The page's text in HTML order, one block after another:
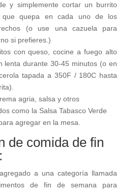
y simplemente cortar un burrito
quepa en cada uno de los
(o use una cazuela para
si prefieres.)
con queso, cocine a fuego alto
lenta durante 30-45 minutos (o en
tapada a 350F / 180C hasta
agria, salsa y otros
como la Salsa Tabasco Verde
agregar en la mesa.
de comida de fin
a una categoría llamada
de fin de semana para